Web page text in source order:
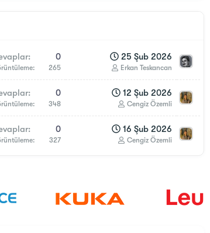
0
265
25 Şub 2026
Erkan Teskancan
0
348
12 Şub 2026
Cengiz Özemli
0
327
16 Şub 2026
Cengiz Özemli